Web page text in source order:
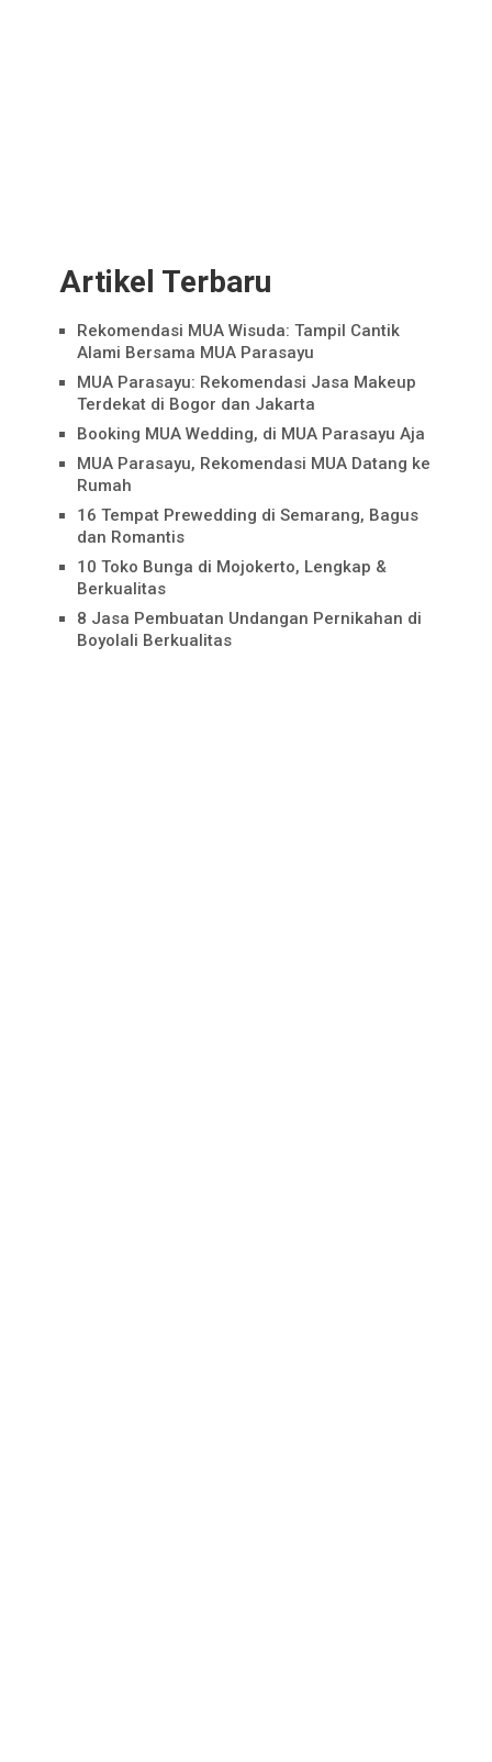
Artikel Terbaru
Rekomendasi MUA Wisuda: Tampil Cantik
Alami Bersama MUA Parasayu
MUA Parasayu: Rekomendasi Jasa Makeup
Terdekat di Bogor dan Jakarta
Booking MUA Wedding, di MUA Parasayu Aja
MUA Parasayu, Rekomendasi MUA Datang ke
Rumah
16 Tempat Prewedding di Semarang, Bagus
dan Romantis
10 Toko Bunga di Mojokerto, Lengkap &
Berkualitas
8 Jasa Pembuatan Undangan Pernikahan di
Boyolali Berkualitas